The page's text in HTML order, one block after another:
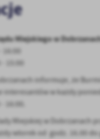
Miejskiego w
16:00
15:00
informuje, że
interesantów w każdy
16:00.
Miejskiej w Dobrzanach
wtorek od godz. 16.00 do